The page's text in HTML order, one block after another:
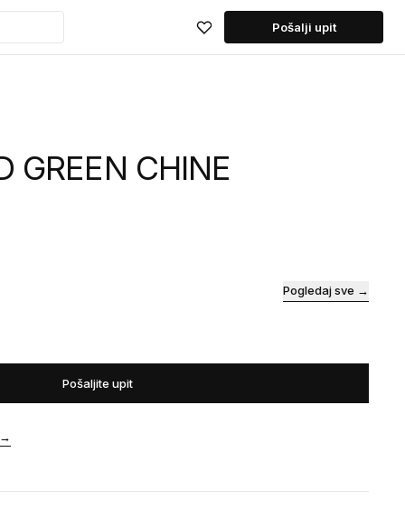
Pošalji upit
GREEN CHINE
Pogledaj sve →
Pošaljite upit